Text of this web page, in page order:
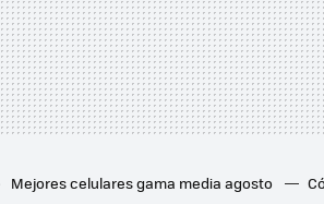
Mejores celulares gama media agosto